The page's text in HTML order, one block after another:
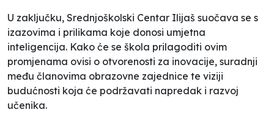
U zaključku, Srednjoškolski Centar Ilijaš suočava se s
izazovima i prilikama koje donosi umjetna
inteligencija. Kako će se škola prilagoditi ovim
promjenama ovisi o otvorenosti za inovacije, suradnji
među članovima obrazovne zajednice te viziji
budućnosti koja će podržavati napredak i razvoj
učenika.